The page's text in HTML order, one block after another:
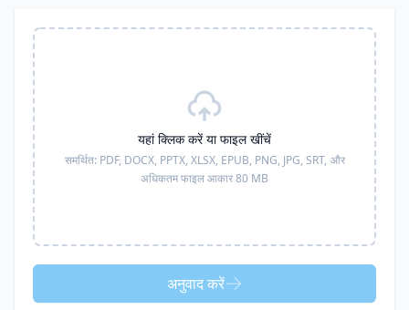
यहां क्लिक करें या फाइल खींचें
समर्थित: PDF, DOCX, PPTX, XLSX, EPUB, PNG, JPG, SRT, और
अधिकतम फाइल आकार 80 MB
अनुवाद करें